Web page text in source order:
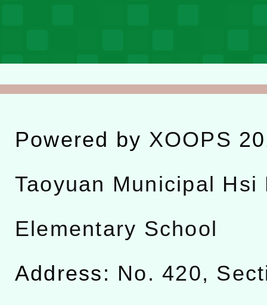
Powered by XOOPS
Taoyuan Municipal Hsi
Elementary School
Address: No. 420,